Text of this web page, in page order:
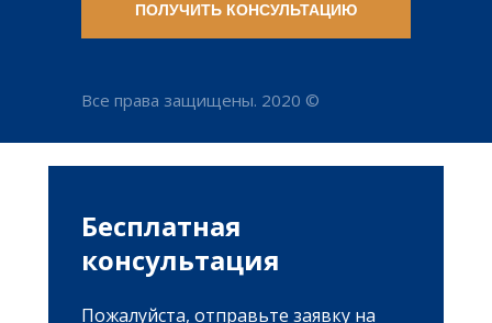
ПОЛУЧИТЬ КОНСУЛЬТАЦИЮ
Все права защищены. 2020 ©
Бесплатная
консультация
Пожалуйста, отправьте заявку на